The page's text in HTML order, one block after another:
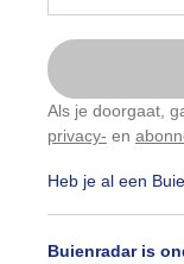
Als je doorgaat,
privacy- en
Heb je al een
Buienradar is
#fietser
Is
Gebruik je
Klik